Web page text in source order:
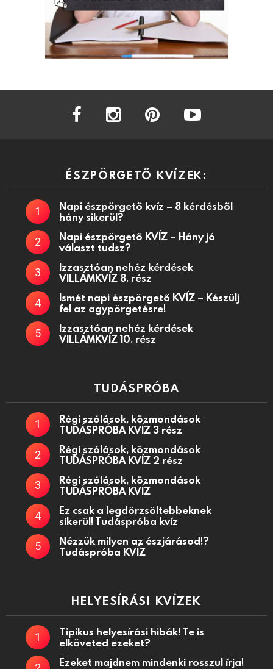
facebook instagram
ÉSZPÖRGETŐ KVÍZEK:
Napi észpörgető kvíz – 8 kérdésből
hány sikerül?
Napi észpörgető KVÍZ – Hány jó
választ tudsz?
Izzasztóan nehéz kérdések
VILLÁMKVÍZ 8. rész
Ismét napi észpörgető KVÍZ – Készülj
fel az agypörgetésre!
Izzasztóan nehéz kérdések
VILLÁMKVÍZ 10. rész
TUDÁSPRÓBA
Régi szólások, közmondások
TUDÁSPRÓBA KVÍZ 3 rész
Régi szólások, közmondások
TUDÁSPRÓBA KVÍZ 2 rész
Régi szólások, közmondások
TUDÁSPRÓBA KVÍZ
Ez csak a legdörzsöltebbeknek
sikerül! Tudáspróba kvíz
Nézzük milyen az észjárásod!?
Tudáspróba KVÍZ
HELYESÍRÁSI KVÍZEK
Tipikus helyesírási hibák! Te is
elköveted ezeket?
Ezeket majdnem mindenki rosszul írja!